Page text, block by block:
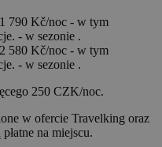
790 Kč/noc - w tym
- w sezonie .
580 Kč/noc - w tym
- w sezonie .
250 CZK/noc.
w ofercie Travelking oraz
na miejscu.